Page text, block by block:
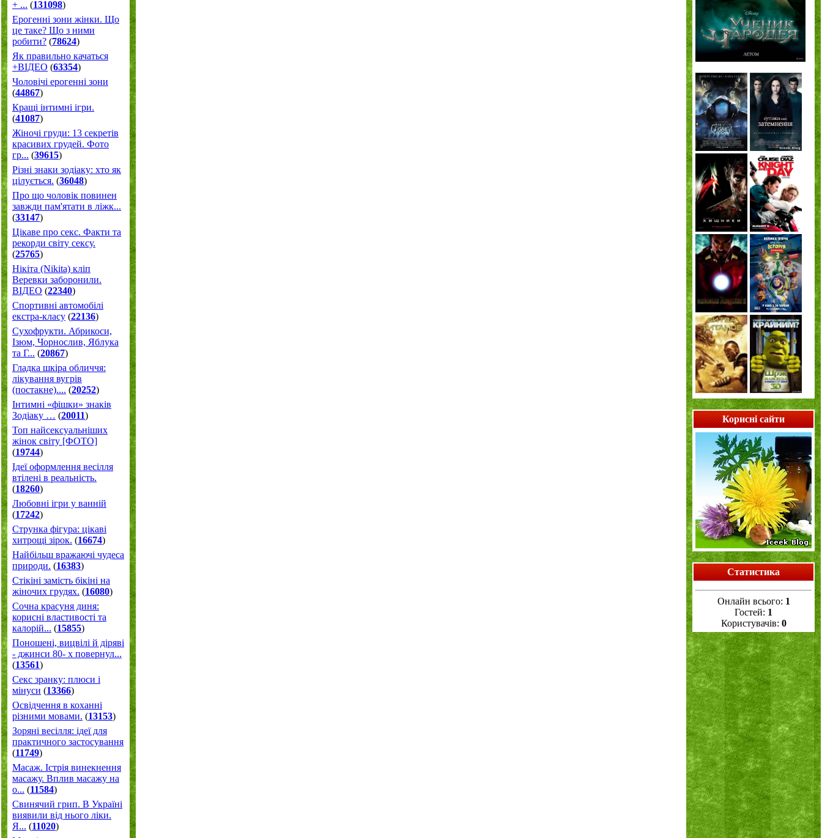
+ ... (131098)
Ерогенні зони жінки. Що
це таке? Що з ними
робити? (78624)
Як правильно качаться
+ВІДЕО (63354)
Чоловічі ерогенні зони
(44867)
Кращі інтимні ігри.
(41087)
Жіночі груди: 13 секретів
красивих грудей. Фото
гр... (39615)
Різні знаки зодіаку: хто як
цілується. (36048)
Про що чоловік повинен
завжди пам'ятати в ліжк...
(33147)
Цікаве про секс. Факти та
рекорди світу сексу.
(25765)
Нікіта (Nikita) кліп
Веревки заборонили.
ВІДЕО (22340)
Спортивні автомобілі
екстра-класу (22136)
Cухофрукти. Абрикоси,
Ізюм, Чорнослив, Яблука
та Г... (20867)
Гладка шкіра обличчя:
лікування вугрів
(постакне).... (20252)
Інтимні «фішки» знаків
Зодіаку … (20011)
Топ найсексуальніших
жінок світу [ФОТО]
(19744)
Ідеї оформлення весілля
втілені в реальність.
(18260)
Любовні ігри у ванній
(17242)
Струнка фігура: цікаві
хитрощі зірок. (16674)
Найбільш вражаючі чудеса
природи. (16383)
Стікіні замість бікіні на
жіночих грудях. (16080)
Сочна красуня диня:
корисні властивості та
калорій... (15855)
Поношені, вицвілі й діряві
- джинси 80- х повернул...
(13561)
Секс зранку: плюси і
мінуси (13366)
Освідчення в коханні
різними мовами. (13153)
Зоряні весілля: ідеї для
практичного застосування
(11749)
Масаж. Істрія винекнення
масажу. Вплив масажу на
о... (11584)
Свинячий грип. В Україні
виявили від нього ліки.
Я... (11020)
Корисні сайти
Статистика
Онлайн всього: 1
Гостей: 1
Користувачів: 0